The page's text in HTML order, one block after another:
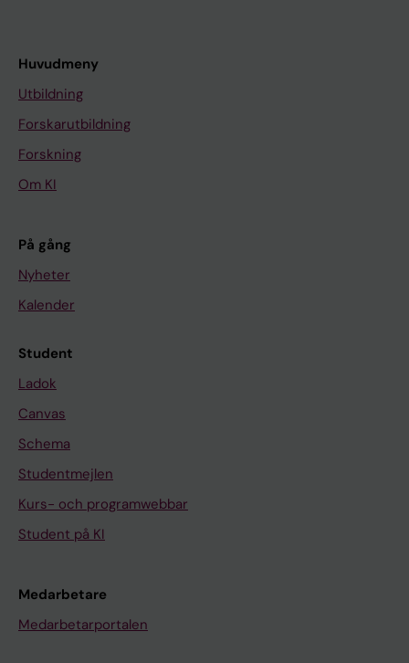
Huvudmeny
Utbildning
Forskarutbildning
Forskning
Om KI
På gång
Nyheter
Kalender
Student
Ladok
Canvas
Schema
Studentmejlen
Kurs- och programwebbar
Student på KI
Medarbetare
Medarbetarportalen